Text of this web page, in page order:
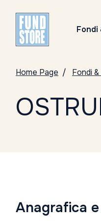
Fondi
Home Page Fondi
Anagrafica